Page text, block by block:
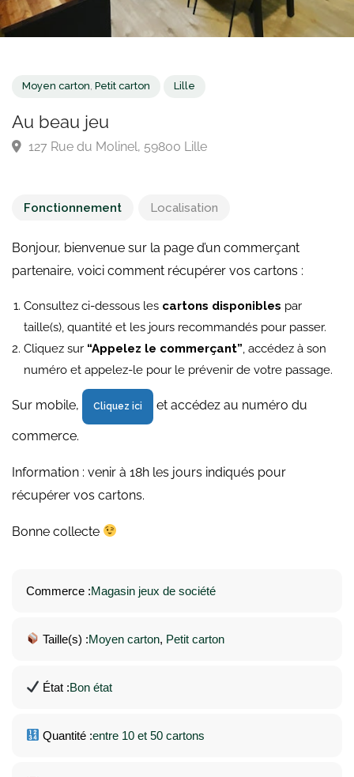
Moyen carton,Petit carton
Fonctionnement Localisation
Bonjour, bienvenue sur la page d’un commerçant
partenaire, voici comment récupérer vos cartons :
Consultez ci-dessous les cartons disponibles par
taille(s), quantité et les jours recommandés pour passer.
Cliquez sur “Appelez le commerçant”, accédez à son
numéro et appelez-le pour le prévenir de votre passage.
Sur mobile, Cliquez ici et accédez au numéro du
commerce.
Information : venir à 18h les jours indiqués pour
récupérer vos cartons.
Bonne collecte
Commerce :Magasin jeux de société
Taille(s) :Moyen carton, Petit carton
État :Bon état
Quantité :entre 10 et 50 cartons